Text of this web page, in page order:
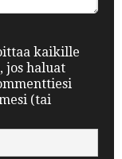
kaikille
jos haluat
(tai